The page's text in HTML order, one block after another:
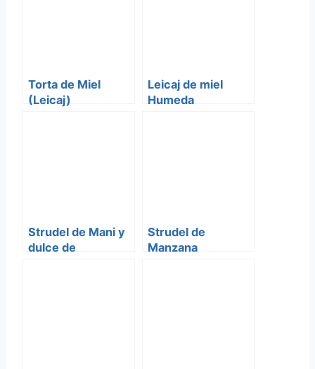
Torta de Miel
(Leicaj)
Leicaj de miel
Humeda
Strudel de Mani y
dulce de
Strudel de
Manzana